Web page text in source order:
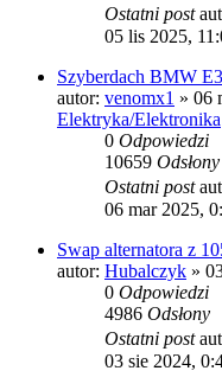
Ostatni post
05 lis 2025,
Szyberdach BMW
autor: venomx1 » 06
Elektryka/Elektronika
0 Odpowiedzi
10659 Odsłony
Ostatni post
06 mar 2025,
Swap alternatora z
autor: Hubalczyk »
0 Odpowiedzi
4986 Odsłony
Ostatni post
03 sie 2024,